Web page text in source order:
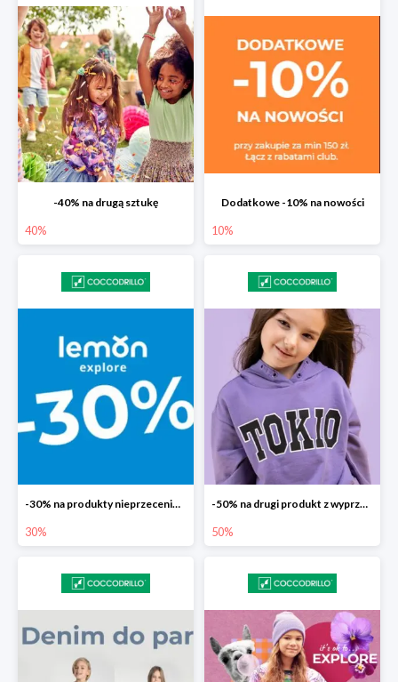
-40% na drugą sztukę
40%
Dodatkowe -10% na nowości
10%
-30% na produkty nieprzecenione Lemon
30%
-50% na drugi produkt z wyprzedaży
50%